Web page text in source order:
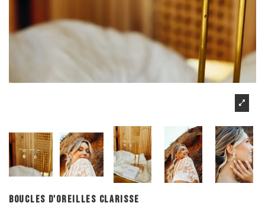
BOUCLES D'OREILLES CLARISSE